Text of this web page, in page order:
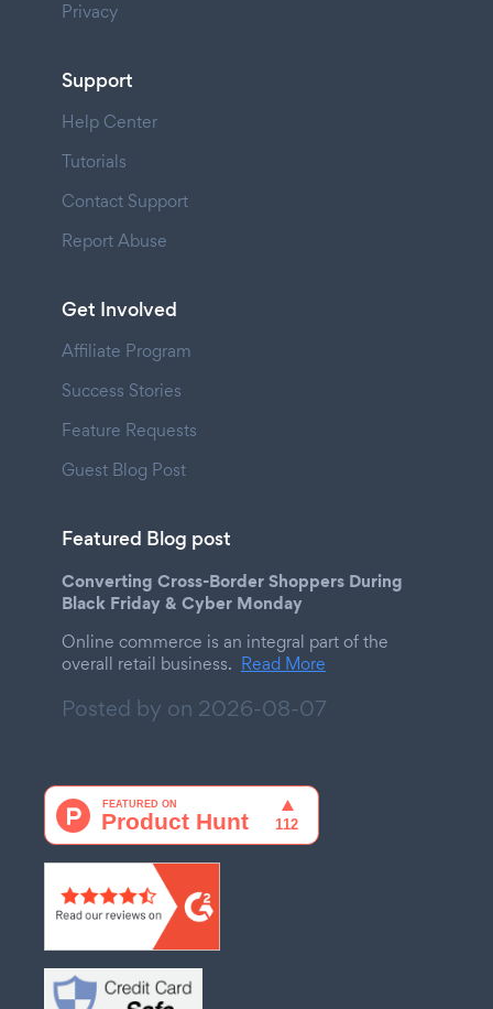
Privacy
Support
Help Center
Tutorials
Contact Support
Report Abuse
Get Involved
Affiliate Program
Success Stories
Feature Requests
Guest Blog Post
Featured Blog post
Converting Cross-Border Shoppers During
Black Friday & Cyber Monday
Online commerce is an integral part of the
overall retail business. Read More
Posted by on 2026-08-07